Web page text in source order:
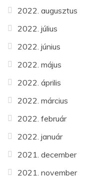
2022. augusztus
2022. július
2022. június
2022. május
2022. április
2022. március
2022. február
2022. január
2021. december
2021. november